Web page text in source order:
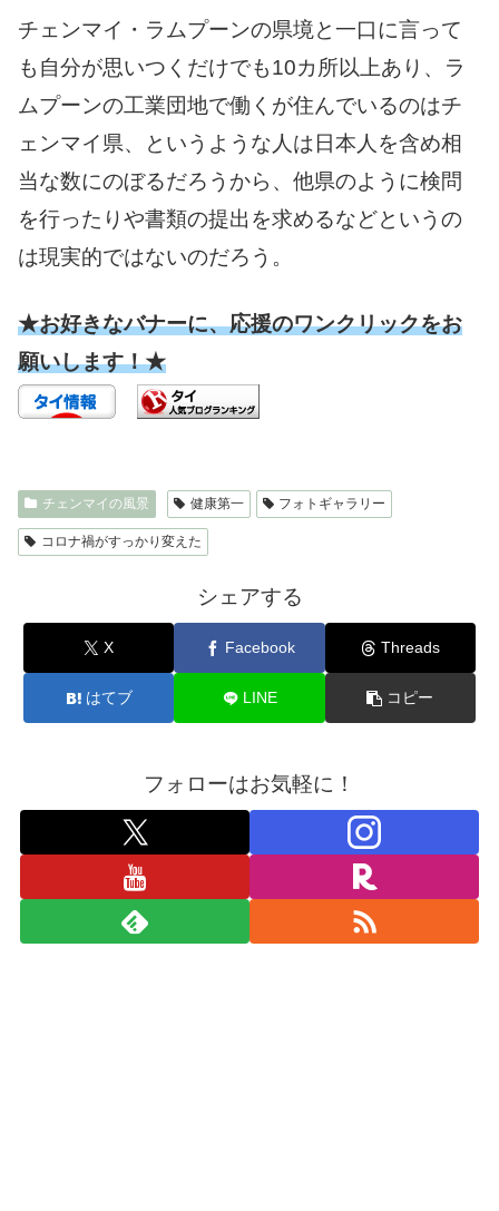
チェンマイ・ラムプーンの県境と一口に言って
も自分が思いつくだけでも10カ所以上あり、ラ
ムプーンの工業団地で働くが住んでいるのはチ
ェンマイ県、というような人は日本人を含め相
当な数にのぼるだろうから、他県のように検問
を行ったりや書類の提出を求めるなどというの
は現実的ではないのだろう。
★お好きなバナーに、応援のワンクリックをお
願いします！★
チェンマイの風景 健康第一 フォトギャラリー
コロナ禍がすっかり変えた
シェアする
X Facebook Threads
はてブ LINE コピー
フォローはお気軽に！